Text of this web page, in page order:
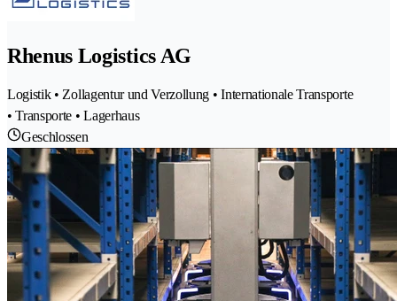
Rhenus Logistics AG
Logistik • Zollagentur und Verzollung • Internationale Transporte
• Transporte • Lagerhaus
Geschlossen